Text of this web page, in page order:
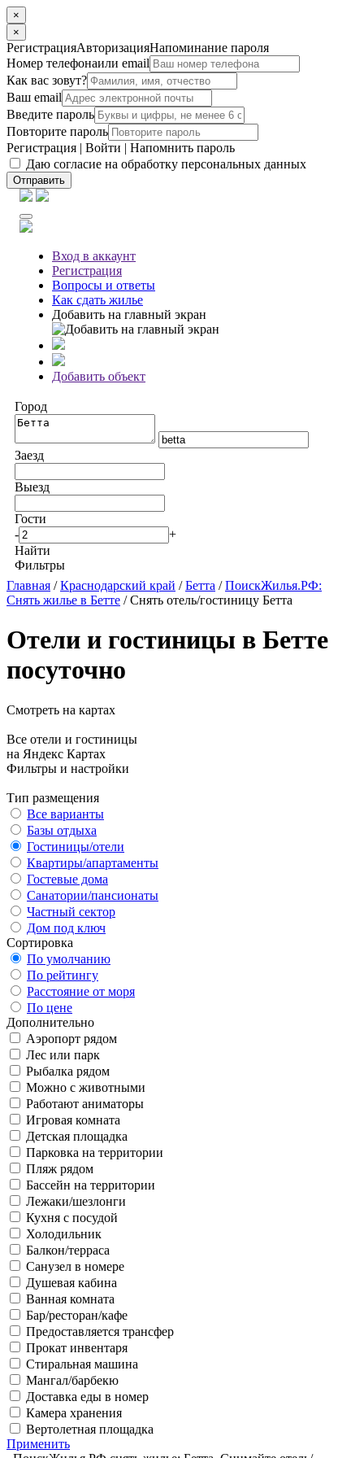
×
×
РегистрацияАвторизацияНапоминание пароля
Номер телефонаили email
Как вас зовут?
Ваш email
Введите пароль
Повторите пароль
Регистрация | Войти | Напомнить пароль
Даю согласие на обработку персональных данных
Отправить
Вход в аккаунт
Регистрация
Вопросы и ответы
Как сдать жилье
Добавить на главный экран
Добавить объект
Город
Заезд
Выезд
Гости
-
+
Найти
Фильтры
Главная /Краснодарский край /Бетта /ПоискЖилья.РФ:
Снять жилье в Бетте / Снять отель/гостиницу Бетта
Отели и гостиницы в Бетте
посуточно
Смотреть на картах
Все отели и гостиницы
на Яндекс Картах
Фильтры и настройки
Тип размещения
Все варианты
Базы отдыха
Гостиницы/отели
Квартиры/апартаменты
Гостевые дома
Санатории/пансионаты
Частный сектор
Дом под ключ
Сортировка
По умолчанию
По рейтингу
Расстояние от моря
По цене
Дополнительно
Аэропорт рядом
Лес или парк
Рыбалка рядом
Можно с животными
Работают аниматоры
Игровая комната
Детская площадка
Парковка на территории
Пляж рядом
Бассейн на территории
Лежаки/шезлонги
Кухня с посудой
Холодильник
Балкон/терраса
Санузел в номере
Душевая кабина
Ванная комната
Бар/ресторан/кафе
Предоставляется трансфер
Прокат инвентаря
Стиральная машина
Мангал/барбекю
Доставка еды в номер
Камера хранения
Вертолетная площадка
Применить